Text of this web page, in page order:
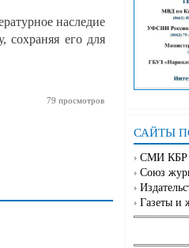
САЙТЫ
СМИ КБР
Союз
Газеты и
наследие
сохраняя его для
79 просмотров